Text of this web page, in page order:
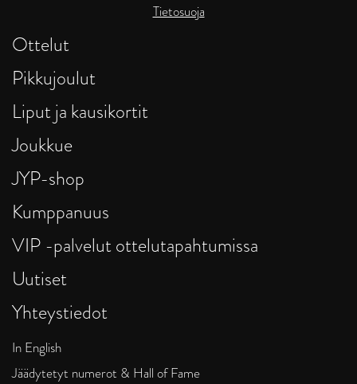
Tietosuoja
Ottelut
Pikkujoulut
Liput ja kausikortit
Joukkue
JYP-shop
Kumppanuus
VIP -palvelut ottelutapahtumissa
Uutiset
Yhteystiedot
In English
Jäädytetyt numerot & Hall of Fame